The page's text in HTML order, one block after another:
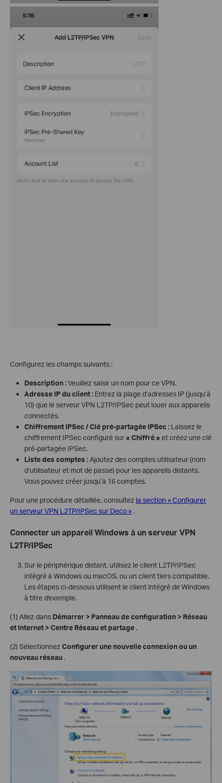
Configurez les champs suivants :
Description :Veuillez saisir un nom pour ce VPN.
Adresse IP du client : Entrez la plage d’adresses IP (jusqu’à
10) que le serveur VPN L2TP/IPSec peut louer aux appareils
connectés.
Chiffrement IPSec / Clé pré-partagée IPSec : Laissez le
chiffrement IPSec configuré sur« Chiffré » et créez une clé
pré-partagée IPSec.
Liste des comptes :Ajoutez des comptes utilisateur (nom
d’utilisateur et mot de passe) pour les appareils distants.
Vous pouvez créer jusqu’à 16 comptes.
Pour une procédure détaillée, consultez la section « Configurer
un serveur VPN L2TP/IPSec sur Deco » .
Connecter un appareil Windows à un serveur VPN
L2TP/IPSec
Sur le périphérique distant, utilisez le client L2TP/IPSec
intégré à Windows ou macOS, ou un client tiers compatible.
Les étapes ci-dessous utilisent le client intégré de Windows
à titre d'exemple.
(1) Allez dans Démarrer > Panneau de configuration > Réseau
et Internet > Centre Réseau et partage .
(2) Sélectionnez Configurer une nouvelle connexion ou un
nouveau réseau .